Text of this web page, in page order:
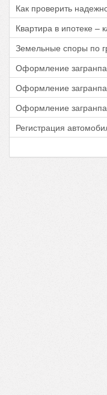
Как проверить
Квартира в ипотеке –
Земельные споры по
Оформление
Оформление
Оформление
Регистрация